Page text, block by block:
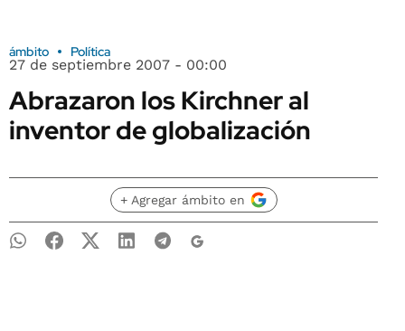
ámbito Política
27 de septiembre 2007 - 00:00
Abrazaron los Kirchner al
inventor de globalización
+ Agregar ámbito en